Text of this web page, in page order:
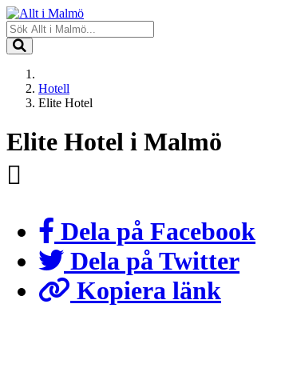
Hotell
Elite Hotel
Elite Hotel i Malmö
Dela på Facebook
Dela på Twitter
Kopiera länk